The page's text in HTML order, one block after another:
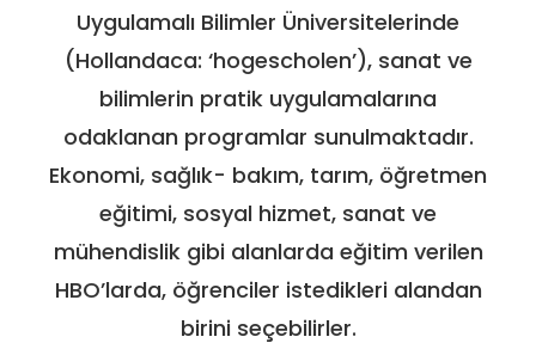
Uygulamalı Bilimler Üniversitelerinde
(Hollandaca: ‘hogescholen’), sanat ve
bilimlerin pratik uygulamalarına
odaklanan programlar sunulmaktadır.
Ekonomi, sağlık- bakım, tarım, öğretmen
eğitimi, sosyal hizmet, sanat ve
mühendislik gibi alanlarda eğitim verilen
HBO’larda, öğrenciler istedikleri alandan
birini seçebilirler.